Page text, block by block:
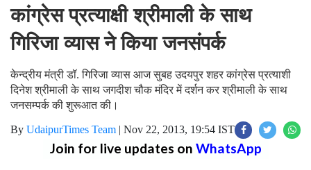
कांग्रेस प्रत्याक्षी श्रीमाली के साथ
गिरिजा व्यास ने किया जनसंपर्क
केन्द्रीय मंत्री डॉ. गिरिजा व्यास आज सुबह उदयपुर शहर कांग्रेस प्रत्याशी
दिनेश श्रीमाली के साथ जगदीश चौक मंदिर में दर्शन कर श्रीमाली के साथ
जनसम्पर्क की शुरूआत की।
By UdaipurTimes Team | Nov 22, 2013, 19:54 IST
Join for live updates on WhatsApp